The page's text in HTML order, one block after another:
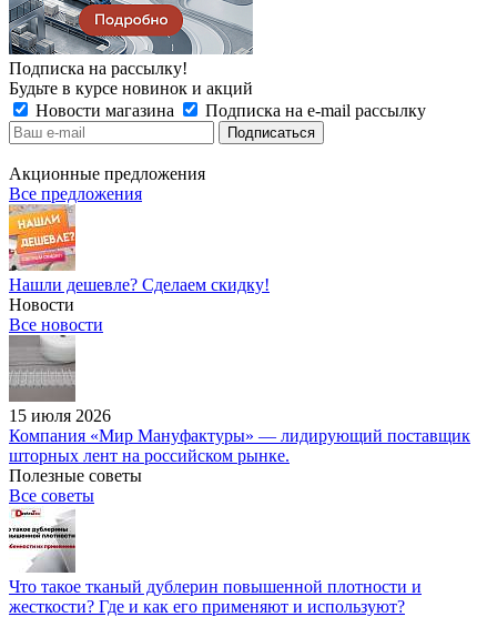
Подписка на рассылку!
Будьте в курсе новинок и акций
Новости магазина
Подписка на e-mail рассылку
Акционные предложения
Все предложения
Нашли дешевле? Сделаем скидку!
Новости
Все новости
15 июля 2026
Компания «Мир Мануфактуры» — лидирующий поставщик
шторных лент на российском рынке.
Полезные советы
Все советы
Что такое тканый дублерин повышенной плотности и
жесткости? Где и как его применяют и используют?